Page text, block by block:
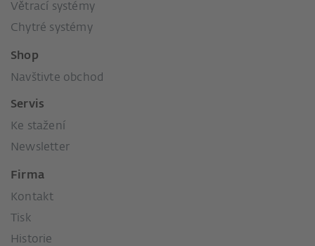
Větrací systémy
Chytré systémy
Shop
Navštivte obchod
Servis
Ke stažení
Newsletter
Firma
Kontakt
Tisk
Historie